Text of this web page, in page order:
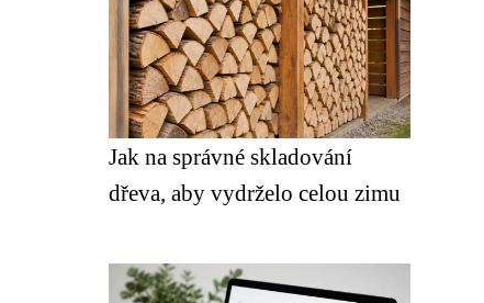
Jak na správné skladování
dřeva, aby vydrželo celou zimu